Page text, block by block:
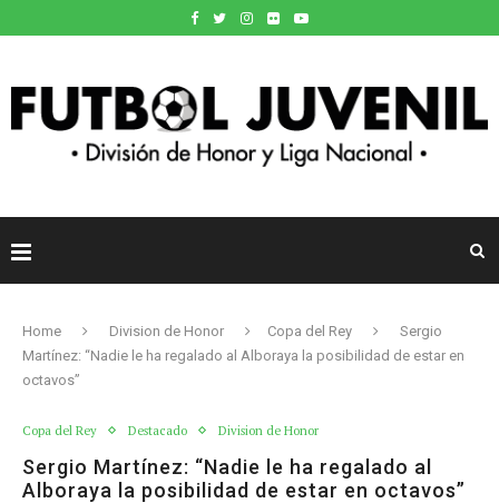
Home Division de Honor Copa del Rey
Sergio
Martínez: “Nadie le ha regalado al Alboraya la posibilidad de estar en
octavos”
Copa del Rey Destacado Division de Honor
Sergio Martínez: “Nadie le ha regalado al
Alboraya la posibilidad de estar en octavos”